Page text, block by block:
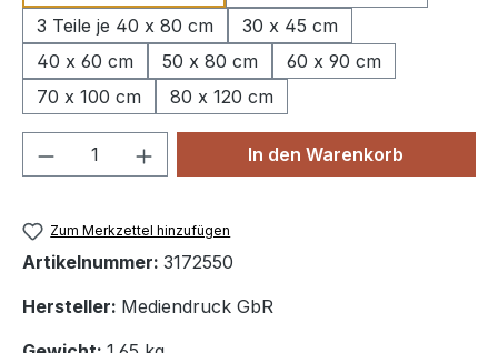
3 Teile je 40 x 80 cm
30 x 45 cm
40 x 60 cm
50 x 80 cm
60 x 90 cm
70 x 100 cm
80 x 120 cm
Produkt Anzahl: Gib denIn den Warenkorb
Zum Merkzettel hinzufügen
Artikelnummer: 3172550
Hersteller: Mediendruck GbR